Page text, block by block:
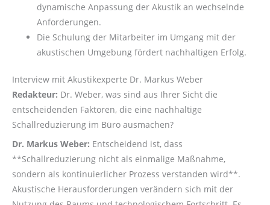
dynamische Anpassung der Akustik an wechselnde
Anforderungen.
Die Schulung der Mitarbeiter im Umgang mit der
akustischen Umgebung fördert nachhaltigen Erfolg.
Interview mit Akustikexperte Dr. Markus Weber
Redakteur: Dr. Weber, was sind aus Ihrer Sicht die
entscheidenden Faktoren, die eine nachhaltige
Schallreduzierung im Büro ausmachen?
Dr. Markus Weber: Entscheidend ist, dass
**Schallreduzierung nicht als einmalige Maßnahme,
sondern als kontinuierlicher Prozess verstanden wird**.
Akustische Herausforderungen verändern sich mit der